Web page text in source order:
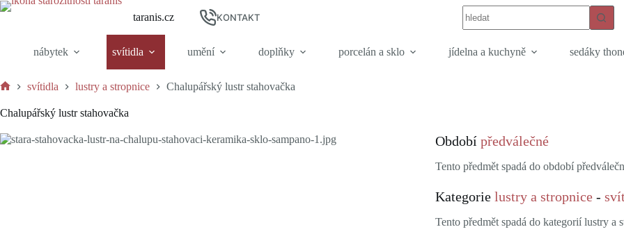
Skip
taranis.cz KONTAKT
nábytek svítidla umění doplňky porcelán a sklo jídelna a kuchyně sedáky
svítidla lustry a stropnice Chalupářský lustr stahovačka
Chalupářský lustr stahovačka
Období předválečné
Tento předmět spadá do období
Kategorie lustry a stropnice-
Tento předmět spadá do kategorií lustry a